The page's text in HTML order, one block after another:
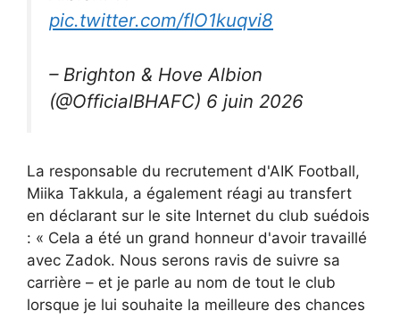
pic.twitter.com/fIO1kuqvi8
– Brighton & Hove Albion
(@OfficialBHAFC) 6 juin 2026
La responsable du recrutement d'AIK Football,
Miika Takkula, a également réagi au transfert
en déclarant sur le site Internet du club suédois
: « Cela a été un grand honneur d'avoir travaillé
avec Zadok. Nous serons ravis de suivre sa
carrière – et je parle au nom de tout le club
lorsque je lui souhaite la meilleure des chances